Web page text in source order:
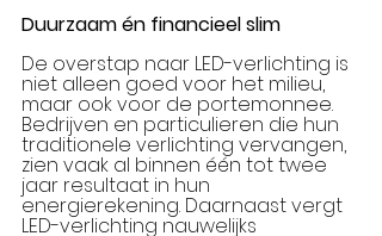
Duurzaam én financieel slim
De overstap naar LED-verlichting is
niet alleen goed voor het milieu,
maar ook voor de portemonnee.
Bedrijven en particulieren die hun
traditionele verlichting vervangen,
zien vaak al binnen één tot twee
jaar resultaat in hun
energierekening. Daarnaast vergt
LED-verlichting nauwelijks